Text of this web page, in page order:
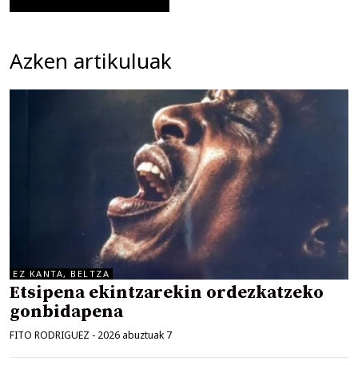
Azken artikuluak
EZ KANTA, BELTZA
Etsipena ekintzarekin ordezkatzeko
gonbidapena
FITO RODRIGUEZ - 2026 abuztuak 7